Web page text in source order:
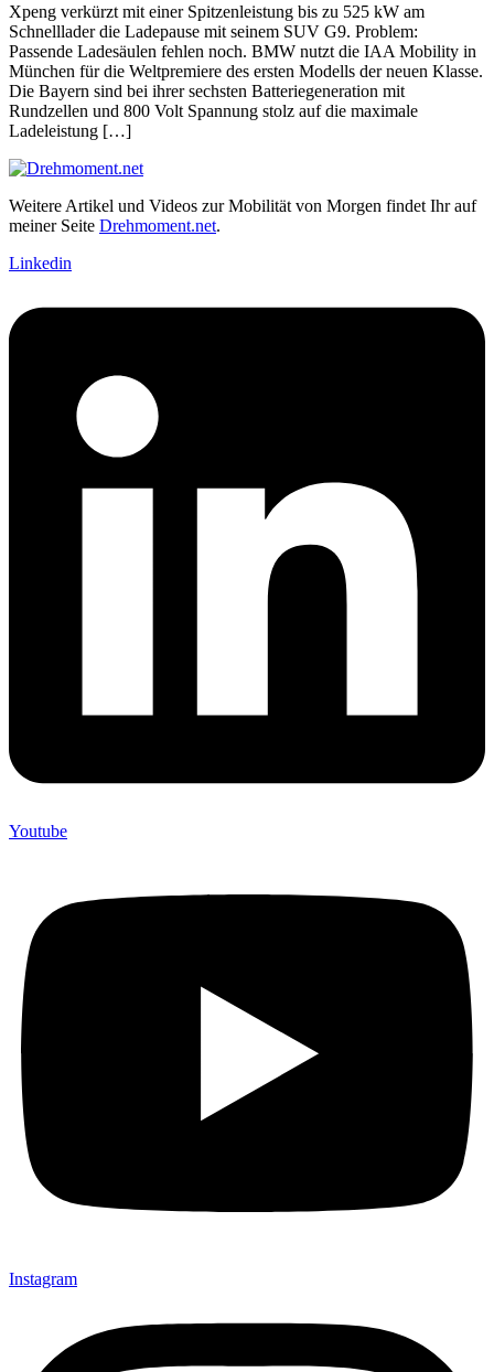
Xpeng verkürzt mit einer Spitzenleistung bis zu 525 kW am
Schnelllader die Ladepause mit seinem SUV G9. Problem:
Passende Ladesäulen fehlen noch. BMW nutzt die IAA Mobility in
München für die Weltpremiere des ersten Modells der neuen Klasse.
Die Bayern sind bei ihrer sechsten Batteriegeneration mit
Rundzellen und 800 Volt Spannung stolz auf die maximale
Ladeleistung […]
Weitere Artikel und Videos zur Mobilität von Morgen findet Ihr auf
meiner Seite Drehmoment.net.
Linkedin
Youtube
Instagram